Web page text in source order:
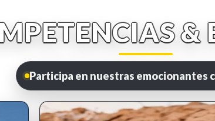
&
Participa en nuestras emocionantes
INSCRIPCIONES ABIERTAS